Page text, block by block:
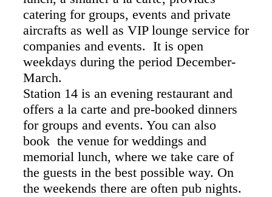
catering for groups, events and private
aircrafts as well as VIP lounge service for
companies and events. It is open
weekdays during the period December-
March.
Station 14 is an evening restaurant and
offers a la carte and pre-booked dinners
for groups and events. You can also
book the venue for weddings and
memorial lunch, where we take care of
the guests in the best possible way. On
the weekends there are often pub nights.